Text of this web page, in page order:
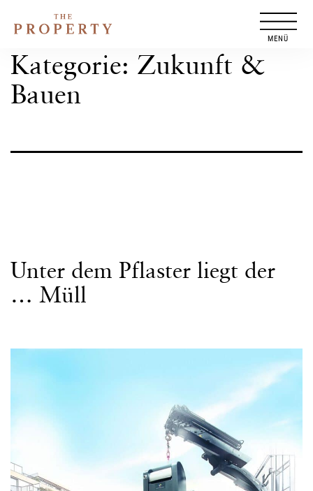
Inhalt
Kategorie: Zukunft &
Bauen
Unter dem Pflaster liegt der
… Müll